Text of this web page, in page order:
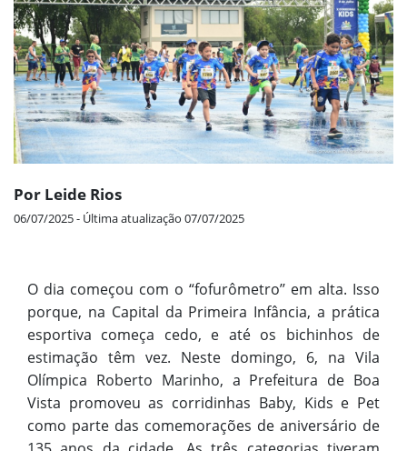
Por Leide Rios
06/07/2025 - Última atualização 07/07/2025
O dia começou com o “fofurômetro’’ em alta. Isso
porque, na Capital da Primeira Infância, a prática
esportiva começa cedo, e até os bichinhos de
estimação têm vez. Neste domingo, 6, na Vila
Olímpica Roberto Marinho, a Prefeitura de Boa
Vista promoveu as corridinhas Baby, Kids e Pet
como parte das comemorações de aniversário de